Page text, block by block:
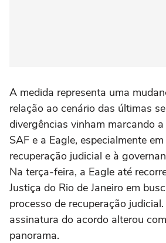
A medida representa uma
relação ao cenário das últimas
divergências vinham marcando
SAF e a Eagle, especialmente
recuperação judicial e à
Na terça-feira, a Eagle até
Justiça do Rio de Janeiro em
processo de recuperação
assinatura do acordo alterou
panorama.